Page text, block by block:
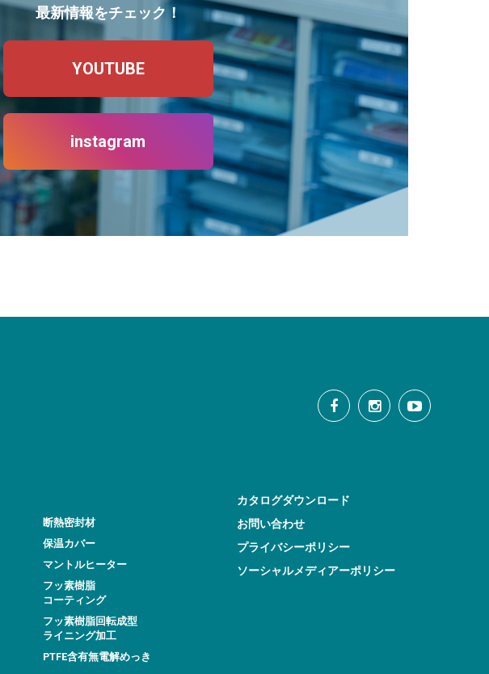
最新情報をチェック！
YOUTUBE
instagram
断熱密封材
保温カバー
マントルヒーター
フッ素樹脂
コーティング
フッ素樹脂回転成型
ライニング加工
PTFE含有無電解めっき
カタログダウンロード
お問い合わせ
プライバシーポリシー
ソーシャルメディアーポリシー